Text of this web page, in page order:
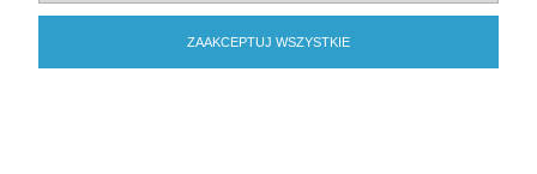
Serwisy specjalistyczne
ZAAKCEPTUJ WSZYSTKIE